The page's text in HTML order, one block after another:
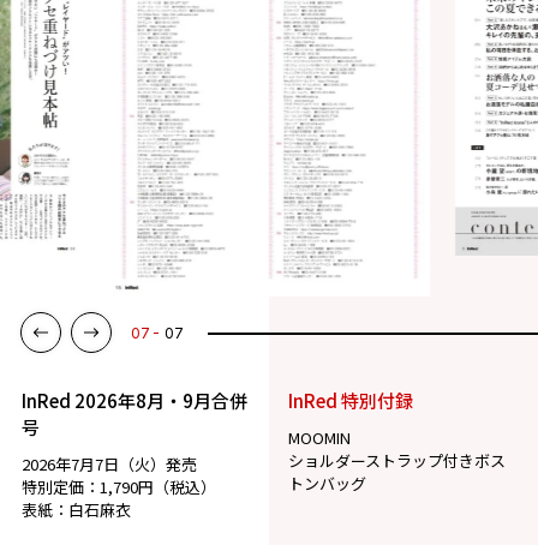
07 07
InRed 2026年8月・9月合併
号
2026年7月7日（火）発売
特別定価：1,790円（税込）
表紙：白石麻衣
InRed 特別付録
MOOMIN
ショルダーストラップ付きボス
トンバッグ